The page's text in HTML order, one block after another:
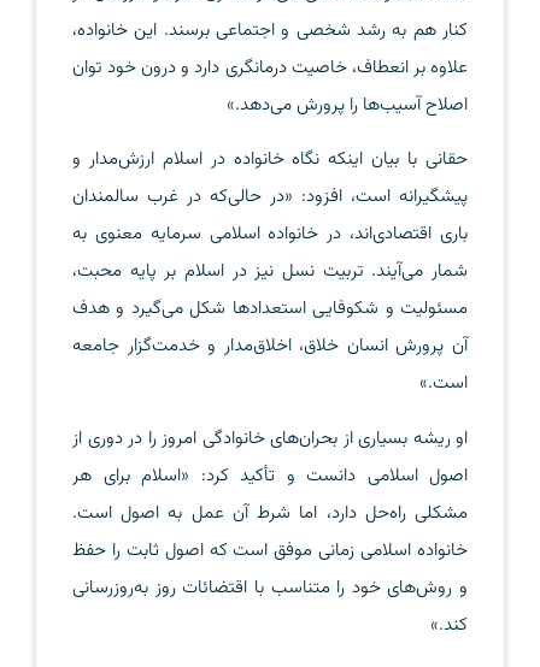
کنار هم به رشد شخصی و اجتماعی برسند. این خانواده،
علاوه بر انعطاف، خاصیت درمانگری دارد و درون خود توان
اصلاح آسیب‌ها را پرورش می‌دهد.»
حقانی با بیان اینکه نگاه خانواده در اسلام ارزش‌مدار و
پیشگیرانه است، افزود: «در حالی‌که در غرب سالمندان
باری اقتصادی‌اند، در خانواده اسلامی سرمایه معنوی به
شمار می‌آیند. تربیت نسل نیز در اسلام بر پایه محبت،
مسئولیت و شکوفایی استعدادها شکل می‌گیرد و هدف
آن پرورش انسان خلاق، اخلاق‌مدار و خدمت‌گزار جامعه
است.»
او ریشه بسیاری از بحران‌های خانوادگی امروز را در دوری از
اصول اسلامی دانست و تأکید کرد: «اسلام برای هر
مشکلی راه‌حل دارد، اما شرط آن عمل به اصول است.
خانواده اسلامی زمانی موفق است که اصول ثابت را حفظ
و روش‌های خود را متناسب با اقتضائات روز به‌روزرسانی
کند.»